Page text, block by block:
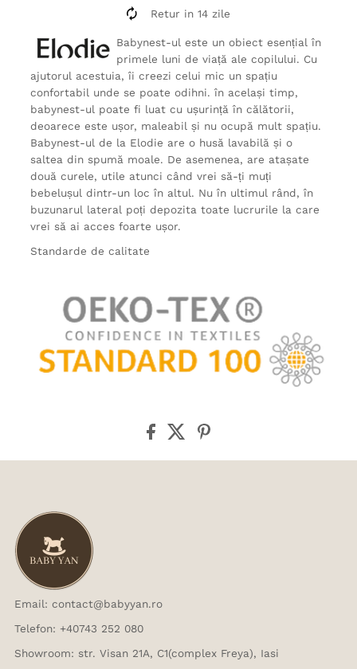
Retur in 14 zile
Babynest-ul este un obiect esențial în
primele luni de viață ale copilului. Cu
ajutorul acestuia, îi creezi celui mic un spațiu
confortabil unde se poate odihni. în același timp,
babynest-ul poate fi luat cu ușurință în călătorii,
deoarece este ușor, maleabil și nu ocupă mult spațiu.
Babynest-ul de la Elodie are o husă lavabilă și o
saltea din spumă moale. De asemenea, are atașate
două curele, utile atunci când vrei să-ți muți
bebelușul dintr-un loc în altul. Nu în ultimul rând, în
buzunarul lateral poți depozita toate lucrurile la care
vrei să ai acces foarte ușor.
Standarde de calitate
Email: contact@babyyan.ro
Telefon: +40743 252 080
Showroom: str. Visan 21A, C1(complex Freya), Iasi